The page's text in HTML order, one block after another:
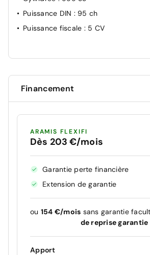
Puissance DIN : 95 ch
Puissance fiscale : 5 CV
Financement
ARAMIS FLEXIFI
Dès 203 €/mois
Garantie perte financière
Extension de garantie
ou 154 €/mois sans garantie
de reprise garantie
Apport